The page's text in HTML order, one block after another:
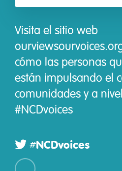
Visita el sitio web
cómo las personas
están impulsando el
comunidades y a
#NCDvoices
#NCDvoices